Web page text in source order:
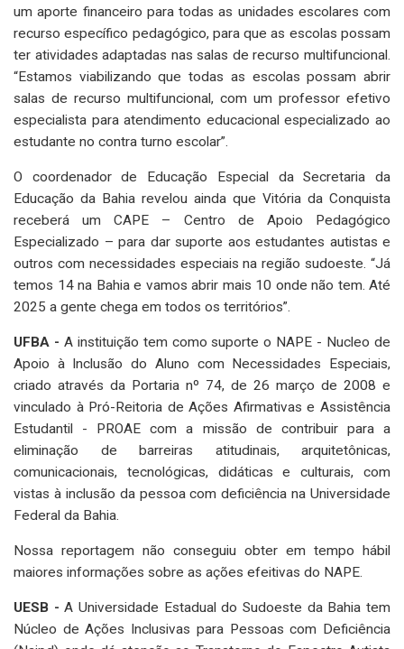
um aporte financeiro para todas as unidades escolares com
recurso específico pedagógico, para que as escolas possam
ter atividades adaptadas nas salas de recurso multifuncional.
“Estamos viabilizando que todas as escolas possam abrir
salas de recurso multifuncional, com um professor efetivo
especialista para atendimento educacional especializado ao
estudante no contra turno escolar”.
O coordenador de Educação Especial da Secretaria da
Educação da Bahia revelou ainda que Vitória da Conquista
receberá um CAPE – Centro de Apoio Pedagógico
Especializado – para dar suporte aos estudantes autistas e
outros com necessidades especiais na região sudoeste. “Já
temos 14 na Bahia e vamos abrir mais 10 onde não tem. Até
2025 a gente chega em todos os territórios”.
UFBA - A instituição tem como suporte o NAPE - Nucleo de
Apoio à Inclusão do Aluno com Necessidades Especiais,
criado através da Portaria nº 74, de 26 março de 2008 e
vinculado à Pró-Reitoria de Ações Afirmativas e Assistência
Estudantil - PROAE com a missão de contribuir para a
eliminação de barreiras atitudinais, arquitetônicas,
comunicacionais, tecnológicas, didáticas e culturais, com
vistas à inclusão da pessoa com deficiência na Universidade
Federal da Bahia.
Nossa reportagem não conseguiu obter em tempo hábil
maiores informações sobre as ações efeitivas do NAPE.
UESB -A Universidade Estadual do Sudoeste da Bahia tem
Núcleo de Ações Inclusivas para Pessoas com Deficiência